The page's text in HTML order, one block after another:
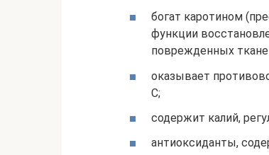
богат каротином
функции
поврежденных
оказывает
С;
содержит калий,
антиоксиданты,